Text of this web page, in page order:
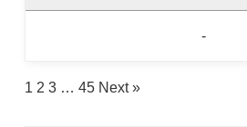
-
1 2 3 … 45 Next »